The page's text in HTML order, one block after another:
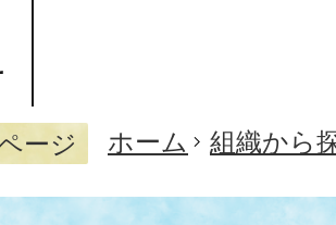
ージ ホーム 組織から